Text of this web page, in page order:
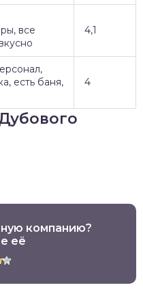
все
4,1
есть баня,
4
компанию?
её